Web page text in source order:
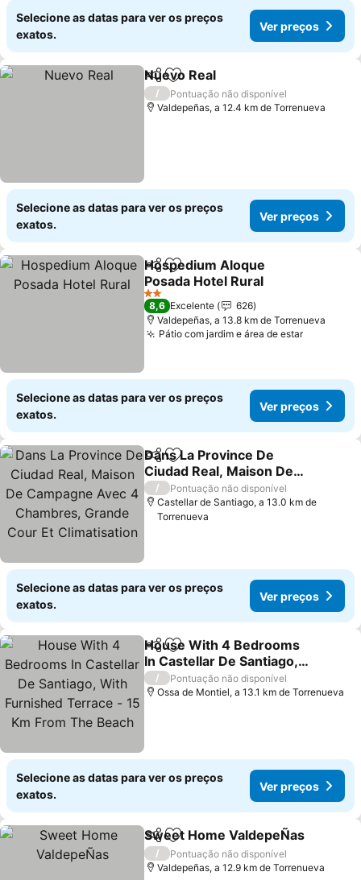
Selecione as datas para ver os preços
exatos.
Ver preços
PartilharAdicionar aos favoritos
Nuevo Real
/
Pontuação não disponível
Valdepeñas, a 12.4 km de Torrenueva
Selecione as datas para ver os preços
exatos.
Ver preços
PartilharAdicionar aos favoritos
Hospedium Aloque
Posada Hotel Rural
Ver preços
2 Estrelas
8,6 Excelente
626
Valdepeñas, a 13.8 km de Torrenueva
Pátio com jardim e área de estarVer
Selecione as datas para ver os preços
exatos.
Ver preços
PartilharAdicionar aos favoritos
Dans La Province De
Ciudad Real, Maison De
Campagne Avec 4
Chambres, Grande Cour
Et Climatisation
Ver preços
/
Pontuação não disponível
Castellar de Santiago, a 13.0 km de
Torrenueva
Selecione as datas para ver os preços
exatos.
Ver preços
PartilharAdicionar aos favoritos
House With 4 Bedrooms
In Castellar De Santiago,
With Furnished Terrace -
15 Km From The Beach
Ver preços
/
Pontuação não disponível
Ossa de Montiel, a 13.1 km de Torrenueva
Selecione as datas para ver os preços
exatos.
Ver preços
PartilharAdicionar aos favoritos
Sweet Home ValdepeÑas
/
Pontuação não disponível
Valdepeñas, a 12.9 km de Torrenueva